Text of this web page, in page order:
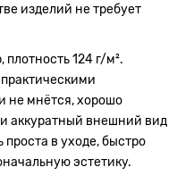
изделий не требует
124 г/м².
не мнётся, хорошо
аккуратный внешний вид
в уходе, быстро
эстетику.